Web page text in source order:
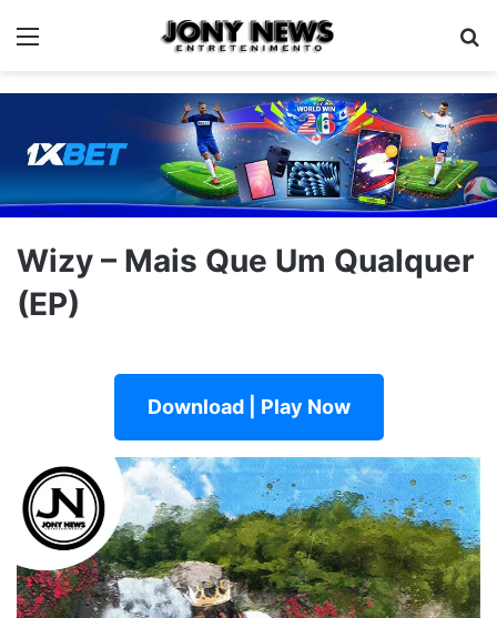
Menu
Wizy – Mais Que Um Qualquer
(EP)
Download | Play Now